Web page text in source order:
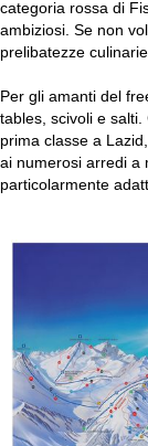
categoria rossa di
ambiziosi. Se non
prelibatezze
Per gli amanti del
tables, scivoli e
prima classe a
ai numerosi arredi a
particolarmente